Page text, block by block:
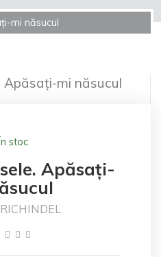
mi năsucul
stoc
Apăsați-